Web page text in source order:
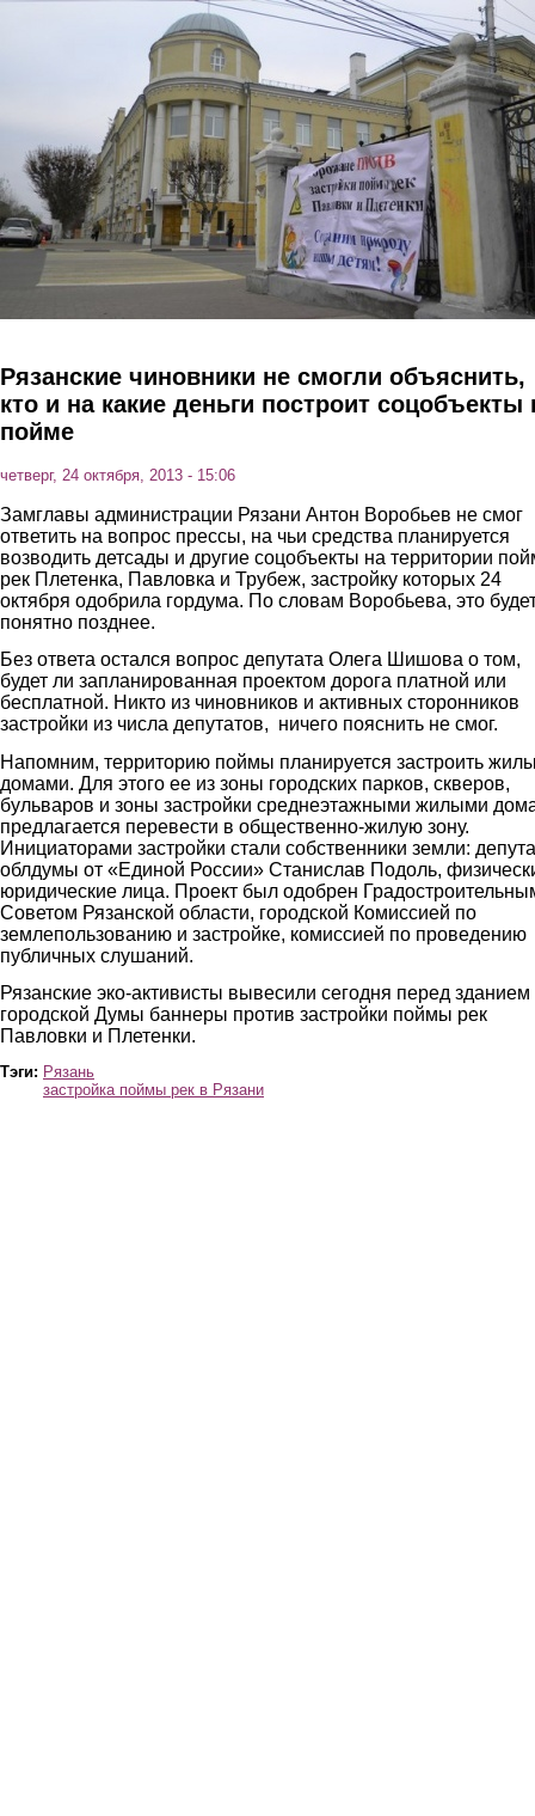
Перейти к основному содержанию
Рязанские чиновники не смогли объяснить,
кто и на какие деньги построит соцобъекты
пойме
четверг, 24 октября, 2013 - 15:06
Замглавы администрации Рязани Антон Воробьев не смог
ответить на вопрос прессы, на чьи средства планируется
возводить детсады и другие соцобъекты на территории
рек Плетенка, Павловка и Трубеж, застройку которых 24
октября одобрила гордума. По словам Воробьева, это
понятно позднее.
Без ответа остался вопрос депутата Олега Шишова о том,
будет ли запланированная проектом дорога платной или
бесплатной. Никто из чиновников и активных сторонников
застройки из числа депутатов, ничего пояснить не смог.
Напомним, территорию поймы планируется застроить
домами. Для этого ее из зоны городских парков, скверов,
бульваров и зоны застройки среднеэтажными жилыми
предлагается перевести в общественно-жилую зону.
Инициаторами застройки стали собственники земли:
облдумы от «Единой России» Станислав Подоль,
юридические лица. Проект был одобрен
Советом Рязанской области, городской Комиссией по
землепользованию и застройке, комиссией по проведению
публичных слушаний.
Рязанские эко-активисты вывесили сегодня перед зданием
городской Думы баннеры против застройки поймы рек
Павловки и Плетенки.
Тэги: Рязань
застройка поймы рек в Рязани